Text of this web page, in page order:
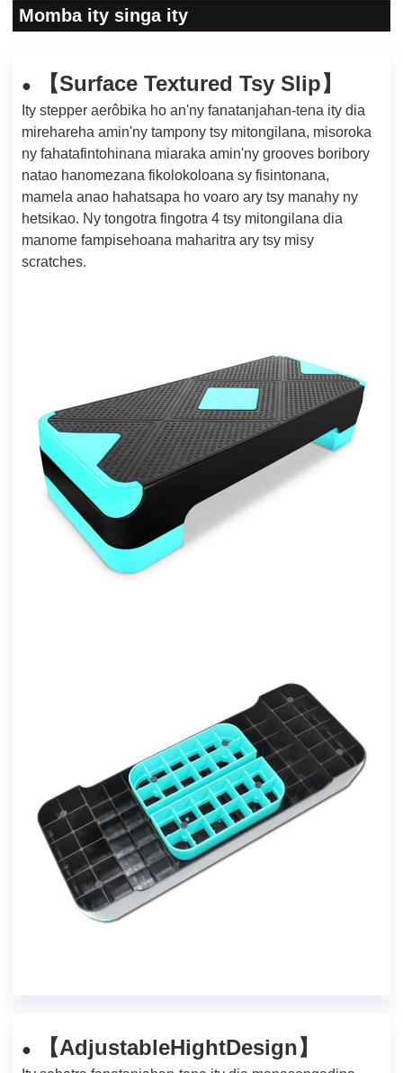
Momba ity singa ity
● 【Surface Textured Tsy Slip】
Ity stepper aerôbika ho an'ny fanatanjahan-tena ity dia
mirehareha amin'ny tampony tsy mitongilana, misoroka
ny fahatafintohinana miaraka amin'ny grooves boribory
natao hanomezana fikolokoloana sy fisintonana,
mamela anao hahatsapa ho voaro ary tsy manahy ny
hetsikao. Ny tongotra fingotra 4 tsy mitongilana dia
manome fampisehoana maharitra ary tsy misy
scratches.
● 【AdjustableHightDesign】